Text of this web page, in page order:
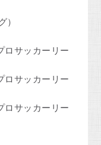
）
ロサッカーリー
ロサッカーリー
ロサッカーリー